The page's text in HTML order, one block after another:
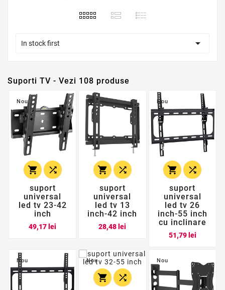
In stock first 
Suporti TV - Vezi 108 produse
Nou
 
suport
universal
led tv 23-42
inch
49,17 lei
Nou
 
suport
universal
led tv 13
inch-42 inch
28,48 lei
Nou
 
suport
universal
led tv 26
inch-55 inch
cu inclinare
51,79 leiPret
Nou Nou
 
Nou